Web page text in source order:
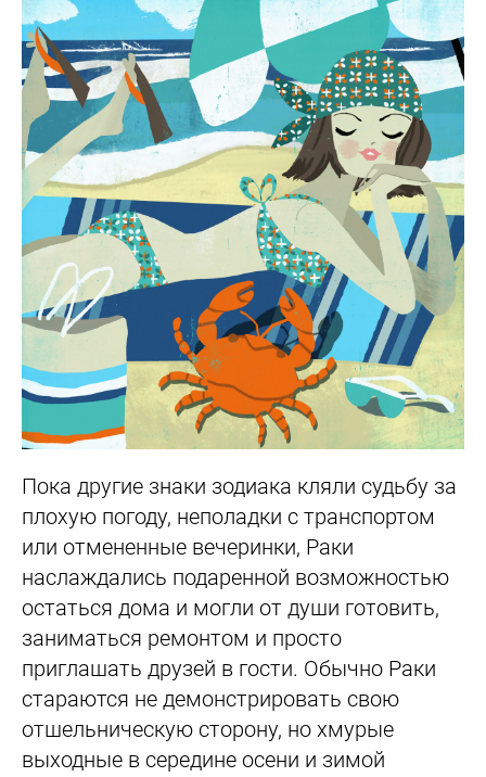
Пока другие знаки зодиака кляли судьбу за
плохую погоду, неполадки с транспортом
или отмененные вечеринки, Раки
наслаждались подаренной возможностью
остаться дома и могли от души готовить,
заниматься ремонтом и просто
приглашать друзей в гости. Обычно Раки
стараются не демонстрировать свою
отшельническую сторону, но хмурые
выходные в середине осени и зимой